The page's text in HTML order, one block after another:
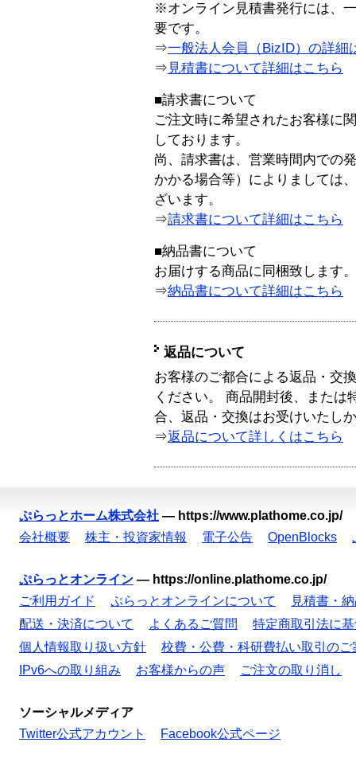
※オンライン見積書発行には、
要です。
⇒一般法人会員（BizID）の詳細
⇒ 見積書について詳細はこちら
■請求書について
ご注文時に希望されたお客様に
しております。
尚、請求書は、営業時間内での
かかる場合等）によりましては
ざいます。
⇒請求書について詳細はこちら
■納品書について
お届けする商品に同梱致します。
⇒納品書について詳細はこちら
返品について
お客様のご都合による返品・交
ください。 商品開封後、または
合、返品・交換はお受けいたし
⇒返品について詳しくはこちら
ぷらっとホーム株式会社 — https://www.plathome.co.jp/
会社概要
株主・投資家情報 電子公告 OpenBlocks
ぷらっとオンライン — https://online.plathome.co.jp/
ご利用ガイド
ぷらっとオンラインについて
見積書・
配送・決済について
よくあるご質問
特定商取引法に
個人情報取り扱い方針
校費・公費・科研費払い取引のご
IPv6への取り組み
お客様からの声 ご注文の取り消し
ソーシャルメディア
Twitter公式アカウント
Facebook公式ページ